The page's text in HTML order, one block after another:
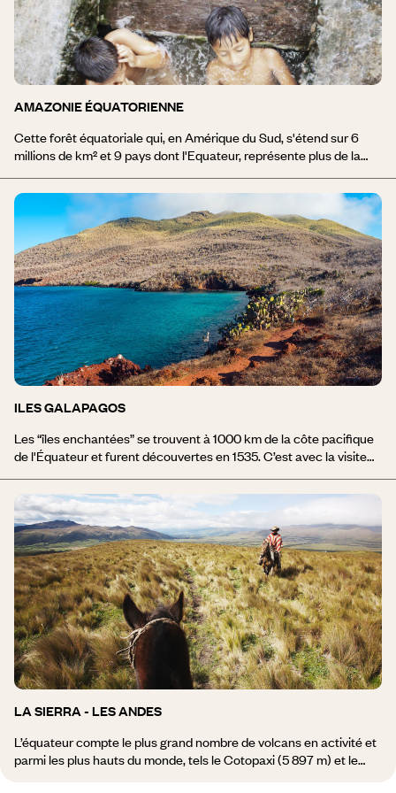
AMAZONIE ÉQUATORIENNE
Cette forêt équatoriale qui, en Amérique du Sud, s'étend sur 6
millions de km² et 9 pays dont l'Equateur, représente plus de la
très riche et très diversifié. Pendant votre séjour en Amazonie,
vous naviguerez en pirogue sur le Rio Napo, au cœur de la forêt
humide. Balades à pied, rencontres avec des communautés
indigènes, découverte de la faune et de la flore. Les lodges sont
installés le long du fleuve et parfois sur des îles isolées dont les
contours disparaissent parfois dans la brume matinale.
Confortables et parfaitement intégrés au milieu ambiant, les
lodges amazoniens sont très impliqués dans une démarche ethno
et écolo responsable.
ILES GALAPAGOS
Les “îles enchantées” se trouvent à 1000 km de la côte pacifique
de l'Équateur et furent découvertes en 1535. C’est avec la visite
des espèces” qu'il énonça à l'issue de ses recherches sur ces îles,
que le monde connaîtra les Galapagos. Ce sont 19 îles et une
quarantaine d’îlots vierges de tout contact avec l’homme jusqu’au
16ème siècle. Qui n’a rêvé d’aller contempler les légendaires
iguanes, fous à pattes bleues ou rouges, frégates, albatros et
autres tortues géantes... Un voyage aux Iles Galapagos peut
prolonger un périple en Equateur, ou constituer un voyage à part
entière, en séjournant d’île en île.
LA SIERRA - LES ANDES
L’équateur compte le plus grand nombre de volcans en activité et
parmi les plus hauts du monde, tels le Cotopaxi (5 897 m) et le